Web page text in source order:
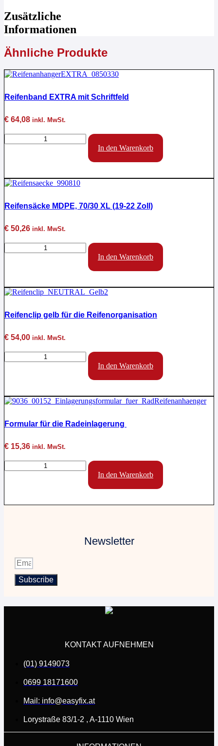
Zusätzliche
Informationen
Ähnliche Produkte
Reifenband EXTRA mit Schriftfeld
€ 64,08 inkl. MwSt.
EXTRA
In den Warenkorb
Reifensäcke MDPE, 70/30 XL (19-22 Zoll)
€ 50,26 inkl. MwSt.
MDPE,
22
In den Warenkorb
Reifenclip gelb für die Reifenorganisation
€ 54,00 inkl. MwSt.
gelb
Menge
In den Warenkorb
Formular für die Radeinlagerung
€ 15,36 inkl. MwSt.
für
In den Warenkorb
Newsletter
Subscribe
KONTAKT AUFNEHMEN
(01) 9149073
0699 18171600
Mail: info@easyfix.at
Lorystraße 83/1-2 , A-1110 Wien